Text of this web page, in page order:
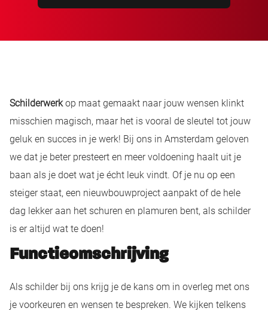
Schilderwerkop maat gemaakt naar jouw wensen klinkt
misschien magisch, maar het is vooral de sleutel tot jouw
geluk en succes in je werk! Bij ons in Amsterdam geloven
we dat je beter presteert en meer voldoening haalt uit je
baan als je doet wat je écht leuk vindt. Of je nu op een
steiger staat, een nieuwbouwproject aanpakt of de hele
dag lekker aan het schuren en plamuren bent, als schilder
is er altijd wat te doen!
Functieomschrijving
Als schilder bij ons krijg je de kans om in overleg met ons
je voorkeuren en wensen te bespreken. We kijken telkens